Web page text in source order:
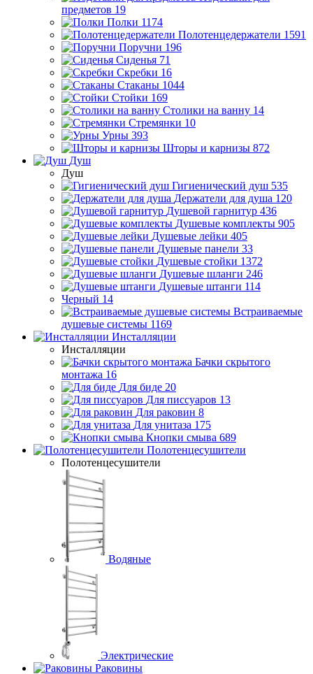
предметов 19
Полки 1174
Полотенцедержатели 1591
Поручни 196
Сиденья 71
Скребки 16
Стаканы 1044
Стойки 169
Столики на ванну 14
Стремянки 10
Урны 393
Шторы и карнизы 872
Душ
Душ
Гигиенический душ 535
Держатели для душа 120
Душевой гарнитур 436
Душевые комплекты 905
Душевые лейки 405
Душевые панели 33
Душевые стойки 1372
Душевые шланги 246
Душевые штанги 114
Черный 14
Встраиваемые
душевые системы 1169
Инсталляции
Инсталляции
Бачки скрытого
монтажа 16
Для биде 20
Для писсуаров 13
Для раковин 8
Для унитаза 175
Кнопки смыва 689
Полотенцесушители
Полотенцесушители
Водяные
Электрические
Раковины